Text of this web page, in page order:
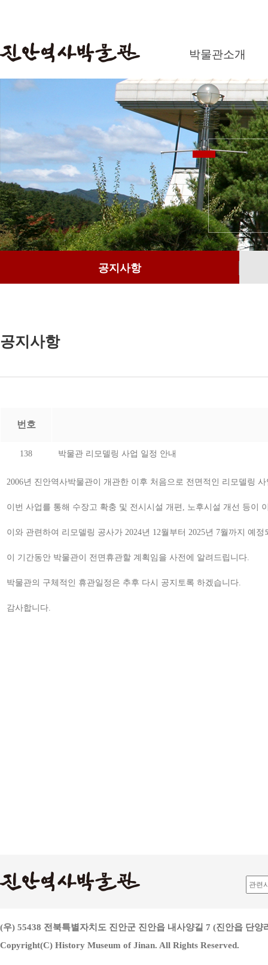
박물관소개
공지사항
공지사항
번호
138 박물관 리모델링 사업 일정 안내
2006년 진안역사박물관이 개관한 이후 처음으로 전면적인 리모델링
이번 사업를 통해 수장고 확충 및 전시시설 개편, 노후시설 개선 등이
이와 관련하여 리모델링 공사가 2024년 12월부터 2025년 7월까지 예정
이 기간동안 박물관이 전면휴관할 계획임을 사전에 알려드립니다.
박물관의 구체적인 휴관일정은 추후 다시 공지토록 하겠습니다.
감사합니다.
(우) 55438 전북특별자치도 진안군 진안읍 내사양길 7 (진안읍 단
Copyright(C) History Museum of Jinan. All Rights Reserved.